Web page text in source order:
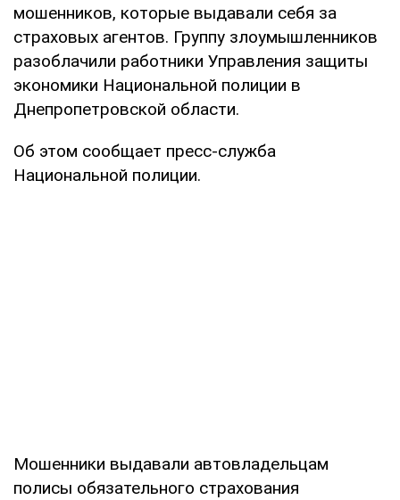
мошенников, которые выдавали себя за
страховых агентов. Группу злоумышленников
разоблачили работники Управления защиты
экономики Национальной полиции в
Днепропетровской области.
Об этом сообщает пресс-служба
Национальной полиции.
Мошенники выдавали автовладельцам
полисы обязательного страхования